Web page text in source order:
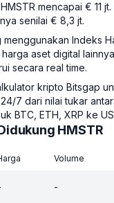
mencapai € 11 jt.
senilai € 8,3 jt.
Indeks
aset digital
secara real time.
kripto Bitsgap
7 dari nilai tukar
BTC, ETH, XRP ke
HMSTR
Volume
-